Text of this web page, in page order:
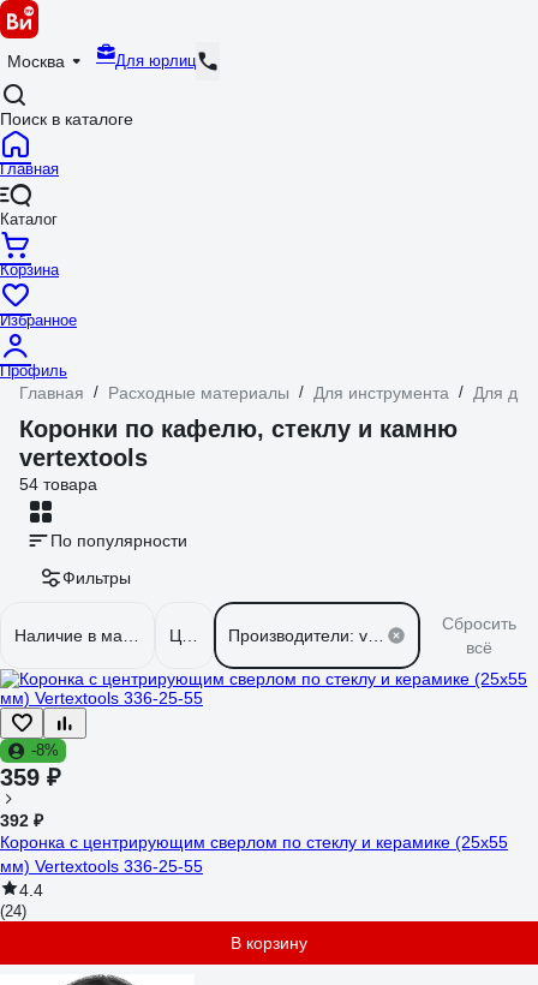
Москва Для юрлиц
Поиск в каталоге
Главная
Каталог
Корзина
Избранное
Профиль
Главная / Расходные материалы / Для инструмента / Для
Коронки по кафелю, стеклу и камню
vertextools
54 товара
По популярности
Фильтры
Сбросить
всё
-8%
359 ₽
392 ₽
Коронка с центрирующим сверлом по стеклу и керамике (25х55
мм) Vertextools 336-25-55
4.4
(24)
В корзину